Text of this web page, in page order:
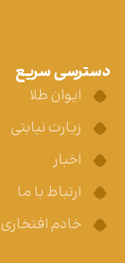
دسترسی سریع
ایوان طلا
زیارت نیابتی
اخبار
ارتباط با ما
خادم افتخاری